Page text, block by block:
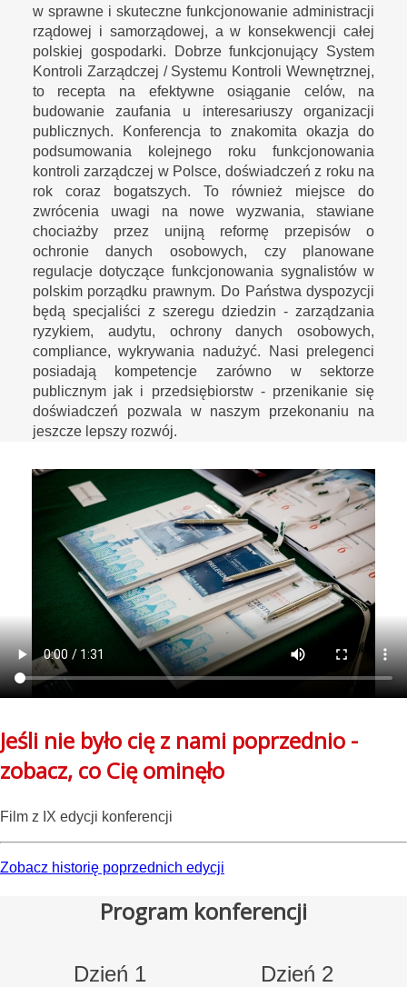
w sprawne i skuteczne funkcjonowanie administracji
rządowej i samorządowej, a w konsekwencji całej
polskiej gospodarki. Dobrze funkcjonujący System
Kontroli Zarządczej / Systemu Kontroli Wewnętrznej,
to recepta na efektywne osiąganie celów, na
budowanie zaufania u interesariuszy organizacji
publicznych. Konferencja to znakomita okazja do
podsumowania kolejnego roku funkcjonowania
kontroli zarządczej w Polsce, doświadczeń z roku na
rok coraz bogatszych. To również miejsce do
zwrócenia uwagi na nowe wyzwania, stawiane
chociażby przez unijną reformę przepisów o
ochronie danych osobowych, czy planowane
regulacje dotyczące funkcjonowania sygnalistów w
polskim porządku prawnym. Do Państwa dyspozycji
będą specjaliści z szeregu dziedzin - zarządzania
ryzykiem, audytu, ochrony danych osobowych,
compliance, wykrywania nadużyć. Nasi prelegenci
posiadają kompetencje zarówno w sektorze
publicznym jak i przedsiębiorstw - przenikanie się
doświadczeń pozwala w naszym przekonaniu na
jeszcze lepszy rozwój.
Jeśli nie było cię z nami poprzednio -
zobacz, co Cię ominęło
Film z IX edycji konferencji
Zobacz historię poprzednich edycji
Program konferencji
Dzień 1 Dzień 2